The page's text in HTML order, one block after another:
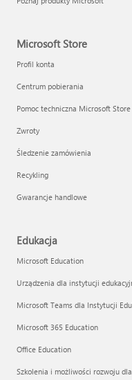
Microsoft Store
Profil konta
Centrum pobierania
Pomoc techniczna Microsoft Store
Zwroty
Śledzenie zamówienia
Recykling
Gwarancje handlowe
Edukacja
Microsoft Education
Urządzenia dla instytucji
Microsoft Teams dla Instytucji
Microsoft 365 Education
Office Education
Szkolenia i możliwości rozwoju